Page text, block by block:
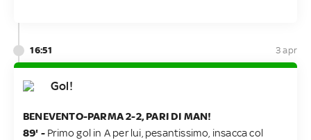
16:51 3 apr
Gol!
BENEVENTO-PARMA 2-2, PARI DI MAN!
89' - Primo gol in A per lui, pesantissimo, insacca col